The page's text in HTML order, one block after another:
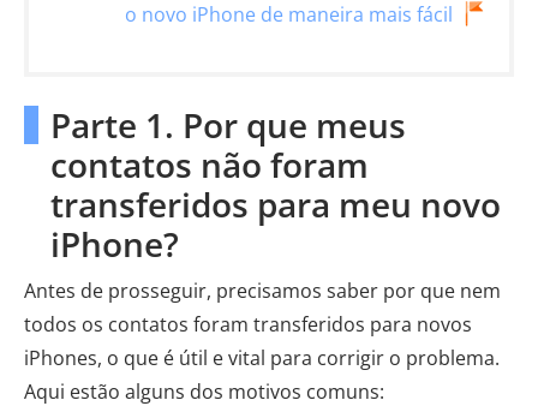
o novo iPhone de maneira mais fácil
Parte 1. Por que meus
contatos não foram
transferidos para meu novo
iPhone?
Antes de prosseguir, precisamos saber por que nem
todos os contatos foram transferidos para novos
iPhones, o que é útil e vital para corrigir o problema.
Aqui estão alguns dos motivos comuns: